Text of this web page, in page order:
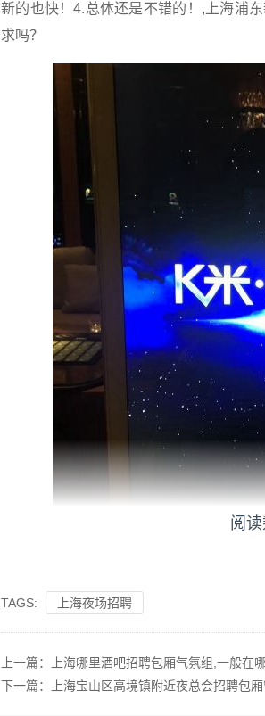
新的也快！4.总体还是不错的！,上海浦
求吗？
阅
TAGS: 上海夜场招聘
上一篇：
上海哪里酒吧招聘包厢气氛组,一般在
下一篇：
上海宝山区高境镇附近夜总会招聘包